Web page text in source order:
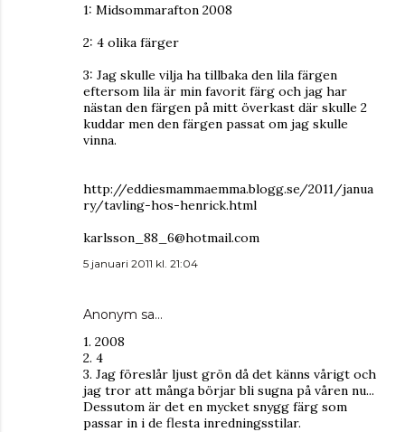
1: Midsommarafton 2008
2: 4 olika färger
3: Jag skulle vilja ha tillbaka den lila färgen
eftersom lila är min favorit färg och jag har
nästan den färgen på mitt överkast där skulle 2
kuddar men den färgen passat om jag skulle
vinna.
http://eddiesmammaemma.blogg.se/2011/janua
ry/tavling-hos-henrick.html
karlsson_88_6@hotmail.com
5 januari 2011 kl. 21:04
Anonym sa…
1. 2008
2. 4
3. Jag föreslår ljust grön då det känns vårigt och
jag tror att många börjar bli sugna på våren nu...
Dessutom är det en mycket snygg färg som
passar in i de flesta inredningsstilar.